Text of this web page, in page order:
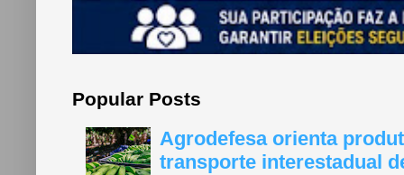
Popular Posts
Agrodefesa orienta
transporte interestadual